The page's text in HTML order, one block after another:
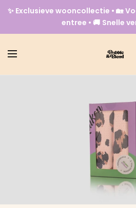
✨ Exclusieve wooncollectie • 🏡
entree • 🚚 Snelle